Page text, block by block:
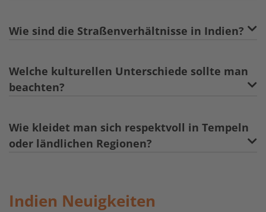
Wie sind die Straßenverhältnisse in Indien?
Welche kulturellen Unterschiede sollte man
beachten?
Wie kleidet man sich respektvoll in Tempeln
oder ländlichen Regionen?
Indien Neuigkeiten